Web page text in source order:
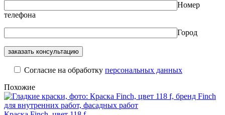
Номер
телефона
Город
Cогласие на обработку персональных данных
Похожие